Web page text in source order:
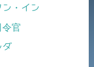
・イン
官
ダ